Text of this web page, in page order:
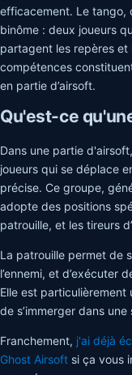
efficacement. Le tango,
binôme : deux joueurs
partagent les repères et
compétences
en partie d’airsoft.
Qu'est-ce
Dans une partie
joueurs qui se déplace
précise. Ce groupe,
adopte des positions
patrouille, et les tireurs
La patrouille permet de
l’ennemi, et d’exécuter
Elle est particulièrement
de s’immerger dans
Franchement, j'ai déjà
Ghost Airsoft si ça vous